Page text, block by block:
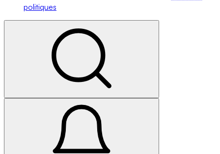
politiques